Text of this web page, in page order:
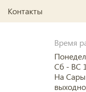
Контакты
Время
Сб - ВС
На